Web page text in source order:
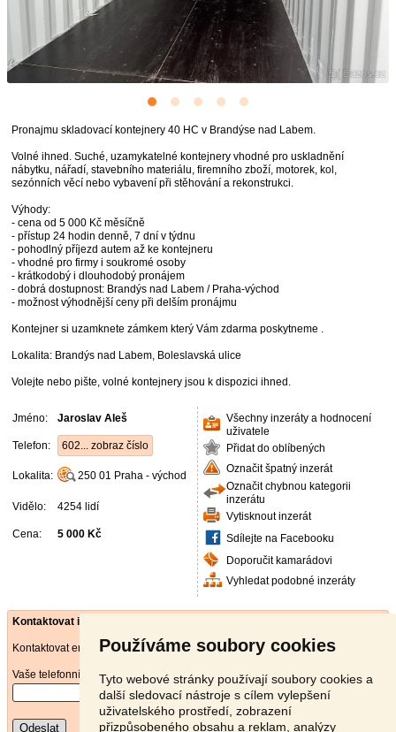
Používáme soubory cookies
Tyto webové stránky používají soubory cookies a
další sledovací nástroje s cílem vylepšení
uživatelského prostředí, zobrazení
přizpůsobeného obsahu a reklam, analýzy
Pronajmu skladovací kontejnery 40 HC v Brandýse nad Labem.
Volné ihned. Suché, uzamykatelné kontejnery vhodné pro uskladnění
nábytku, nářadí, stavebního materiálu, firemního zboží, motorek, kol,
sezónních věcí nebo vybavení při stěhování a rekonstrukci.
Výhody:
- cena od 5 000 Kč měsíčně
- přístup 24 hodin denně, 7 dní v týdnu
- pohodlný příjezd autem až ke kontejneru
- vhodné pro firmy i soukromé osoby
- krátkodobý i dlouhodobý pronájem
- dobrá dostupnost: Brandýs nad Labem / Praha-východ
- možnost výhodnější ceny při delším pronájmu
Kontejner si uzamknete zámkem který Vám zdarma poskytneme .
Lokalita: Brandýs nad Labem, Boleslavská ulice
Volejte nebo pište, volné kontejnery jsou k dispozici ihned.
Jméno: Jaroslav Aleš
Telefon: 602... zobraz číslo
Lokalita: 250 01 Praha - východ
Vidělo: 4254 lidí
Cena: 5 000 Kč
Všechny inzeráty a hodnocení
uživatele
Přidat do oblíbených
Označit špatný inzerát
Označit chybnou kategorii
inzerátu
Vytisknout inzerát
Sdílejte na Facebooku
Doporučit kamarádovi
Vyhledat podobné inzeráty
Kontaktovat inzerenta emailem
Kontaktovat emailem může pouze ověřený uživatel.
Vaše telefonní číslo *
Odeslat